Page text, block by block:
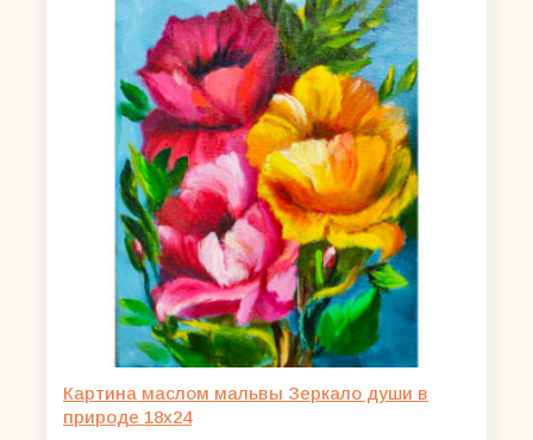
Картина маслом мальвы Зеркало души в
природе 18х24